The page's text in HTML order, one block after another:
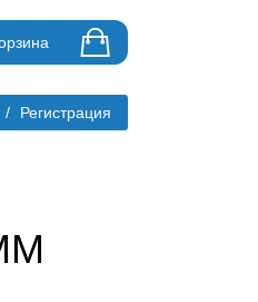
/ Регистрация